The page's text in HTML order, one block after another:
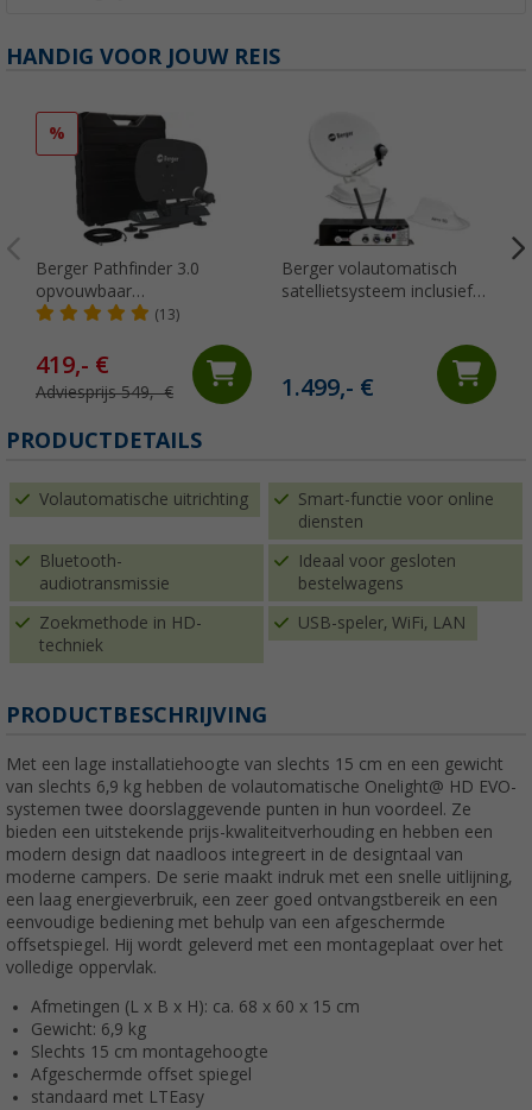
HANDIG VOOR JOUW REIS
%
Berger Pathfinder 3.0
opvouwbaar
volautomatisch (13)
419,- €
Adviesprijs 549,- €
Berger volautomatisch
satellietsysteem inclusief
camper/caravan/vrachtwagen
1.499,- €
PRODUCTDETAILS
Volautomatische uitrichting
Smart-functie voor online
diensten
Bluetooth-
audiotransmissie
Ideaal voor gesloten
bestelwagens
Zoekmethode in HD-
techniek
USB-speler, WiFi, LAN
PRODUCTBESCHRIJVING
Met een lage installatiehoogte van slechts 15 cm en een gewicht
van slechts 6,9 kg hebben de volautomatische Onelight@ HD EVO-
systemen twee doorslaggevende punten in hun voordeel. Ze
bieden een uitstekende prijs-kwaliteitverhouding en hebben een
modern design dat naadloos integreert in de designtaal van
moderne campers. De serie maakt indruk met een snelle uitlijning,
een laag energieverbruik, een zeer goed ontvangstbereik en een
eenvoudige bediening met behulp van een afgeschermde
offsetspiegel. Hij wordt geleverd met een montageplaat over het
volledige oppervlak.
Afmetingen (L x B x H): ca. 68 x 60 x 15 cm
Gewicht: 6,9 kg
Slechts 15 cm montagehoogte
Afgeschermde offset spiegel
standaard met LTEasy